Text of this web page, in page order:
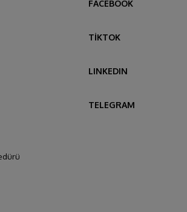
FACEBOOK
TİKTOK
LINKEDIN
TELEGRAM